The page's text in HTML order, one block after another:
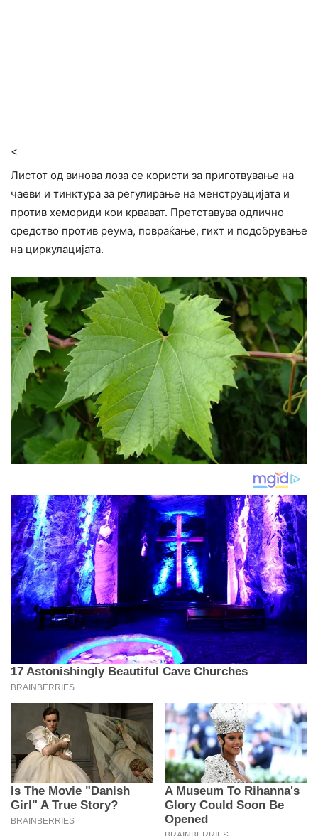
<
Листот од винова лоза се користи за приготвување на
чаеви и тинктура за регулирање на менструацијата и
против хемориди кои крвават. Претставува одлично
средство против реума, повраќање, гихт и подобрување
на циркулацијата.